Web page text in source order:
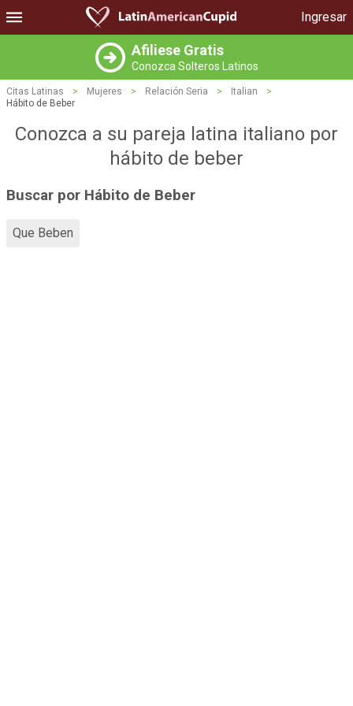
Ingresar
Afiliese Gratis
Conozca Solteros Latinos
Citas Latinas > Mujeres > Relación Seria > Italian
>
Hábito de Beber
Conozca a su pareja latina italiano por
hábito de beber
Buscar por Hábito de Beber
Que Beben